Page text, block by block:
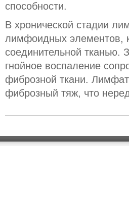
способности.
В хронической стадии
лимфоидных элементов,
соединительной тканью.
гнойное воспаление
фиброзной ткани.
фиброзный тяж, что